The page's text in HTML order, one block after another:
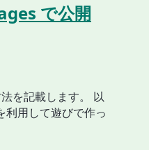
で公開
を記載します。 以
用して遊びで作っ